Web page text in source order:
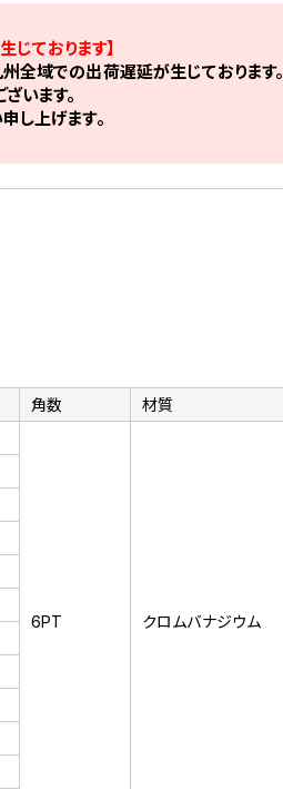
ております】
全域での出荷遅延が生じております。
います。
し上げます。
角数 材質
6PT クロムバナジウム